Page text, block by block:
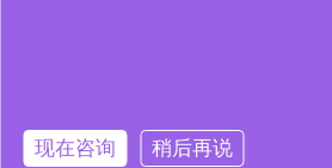
现在咨询 稍后再说